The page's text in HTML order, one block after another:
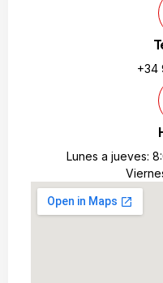
+34
Lunes a jueves: